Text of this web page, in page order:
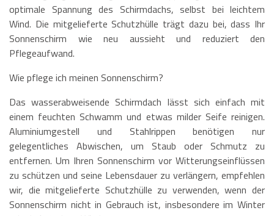
optimale Spannung des Schirmdachs, selbst bei leichtem
Wind. Die mitgelieferte Schutzhülle trägt dazu bei, dass Ihr
Sonnenschirm wie neu aussieht und reduziert den
Pflegeaufwand.
Wie pflege ich meinen Sonnenschirm?
Das wasserabweisende Schirmdach lässt sich einfach mit
einem feuchten Schwamm und etwas milder Seife reinigen.
Aluminiumgestell und Stahlrippen benötigen nur
gelegentliches Abwischen, um Staub oder Schmutz zu
entfernen. Um Ihren Sonnenschirm vor Witterungseinflüssen
zu schützen und seine Lebensdauer zu verlängern, empfehlen
wir, die mitgelieferte Schutzhülle zu verwenden, wenn der
Sonnenschirm nicht in Gebrauch ist, insbesondere im Winter